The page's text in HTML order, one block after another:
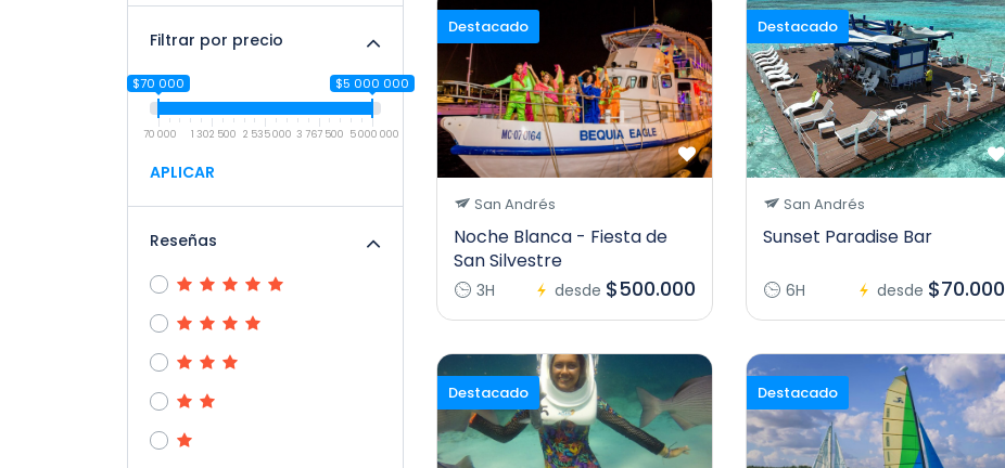
Filtrar por precio
$70 000 $5 000 000
70 000 1 302 500 2 535 000 3 767 500 5 000 000
APLICAR
Reseñas
Destacado
San Andrés
Noche Blanca - Fiesta de
San Silvestre
3H desde $500.000
Destacado
San Andrés
Sunset Paradise Bar
6H desde $70.000
Destacado Destacado